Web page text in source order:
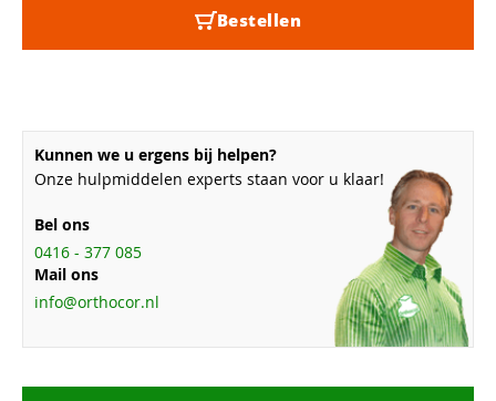
Bestellen
Kunnen we u ergens bij helpen?
Onze hulpmiddelen experts staan voor u klaar!
Bel ons
0416 - 377 085
Mail ons
info@orthocor.nl